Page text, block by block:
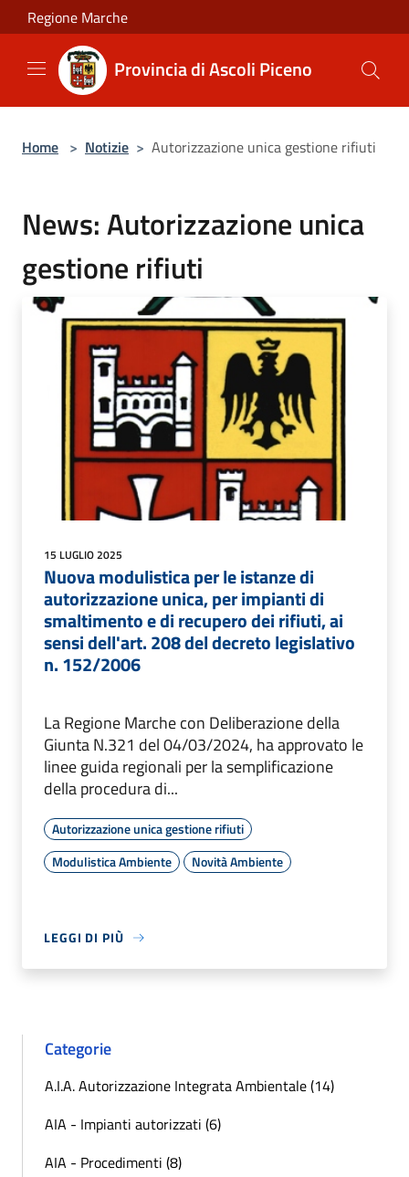
Salta al contenuto principale
Regione Marche
Provincia di Ascoli Piceno
Home > Notizie > Autorizzazione unica gestione rifiuti
News: Autorizzazione unica
gestione rifiuti
15 LUGLIO 2025
Nuova modulistica per le istanze di
autorizzazione unica, per impianti di
smaltimento e di recupero dei rifiuti, ai
sensi dell'art. 208 del decreto legislativo
n. 152/2006
La Regione Marche con Deliberazione della
Giunta N.321 del 04/03/2024, ha approvato le
linee guida regionali per la semplificazione
della procedura di...
Autorizzazione unica gestione rifiuti
Modulistica Ambiente
Novità Ambiente
LEGGI DI PIÙ
Categorie
A.I.A. Autorizzazione Integrata Ambientale (14)
AIA - Impianti autorizzati (6)
AIA - Procedimenti (8)